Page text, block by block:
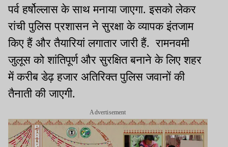
पर्व हर्षोल्लास के साथ मनाया जाएगा. इसको लेकर
रांची पुलिस प्रशासन ने सुरक्षा के व्यापक इंतजाम
किए हैं और तैयारियां लगातार जारी हैं. रामनवमी
जुलूस को शांतिपूर्ण और सुरक्षित बनाने के लिए शहर
में करीब डेढ़ हजार अतिरिक्त पुलिस जवानों की
तैनाती की जाएगी.
Advertisement